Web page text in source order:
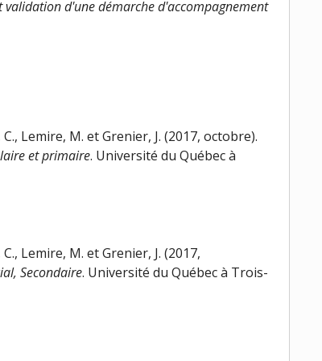
validation d'une démarche d'accompagnement
Lemire, M. et Grenier, J. (2017, octobre).
et primaire. Université du Québec à
Lemire, M. et Grenier, J. (2017,
Secondaire. Université du Québec à Trois-